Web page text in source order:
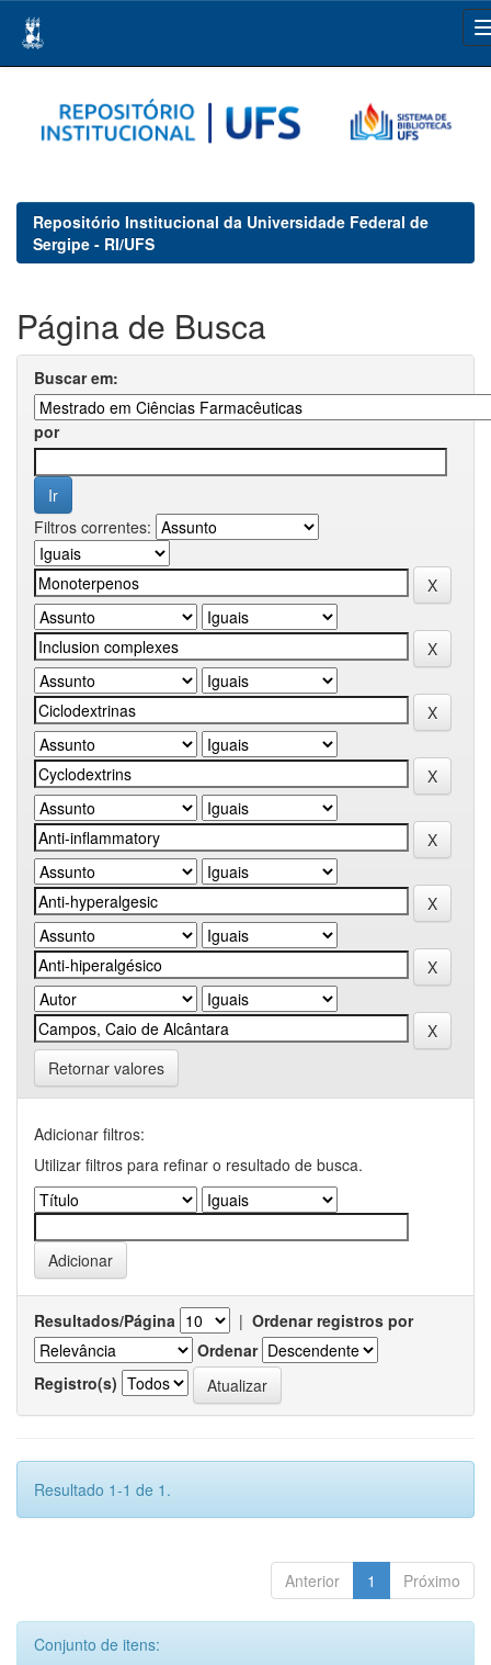
navigation
Repositório Institucional da Universidade Federal de
Sergipe - RI/UFS
Página de Busca
Buscar em:
por
Filtros correntes:
Retornar valores
Adicionar filtros:
Utilizar filtros para refinar o resultado de busca.
Resultados/Página | Ordenar registros por
Ordenar
Registro(s)
Resultado 1-1 de 1.
Anterior 1 Próximo
Conjunto de itens: